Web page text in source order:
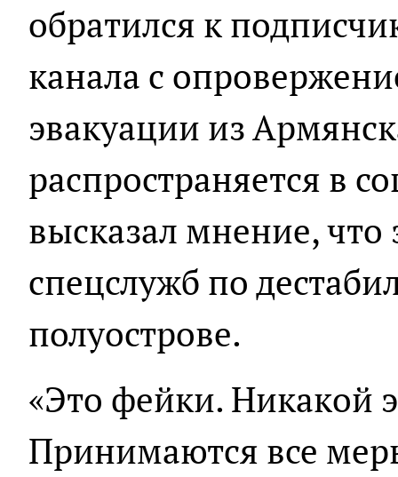
обратился к
канала с
эвакуации из
распространяется в
высказал мнение, что
спецслужб по
полуострове.
«Это фейки. Никакой
Принимаются все